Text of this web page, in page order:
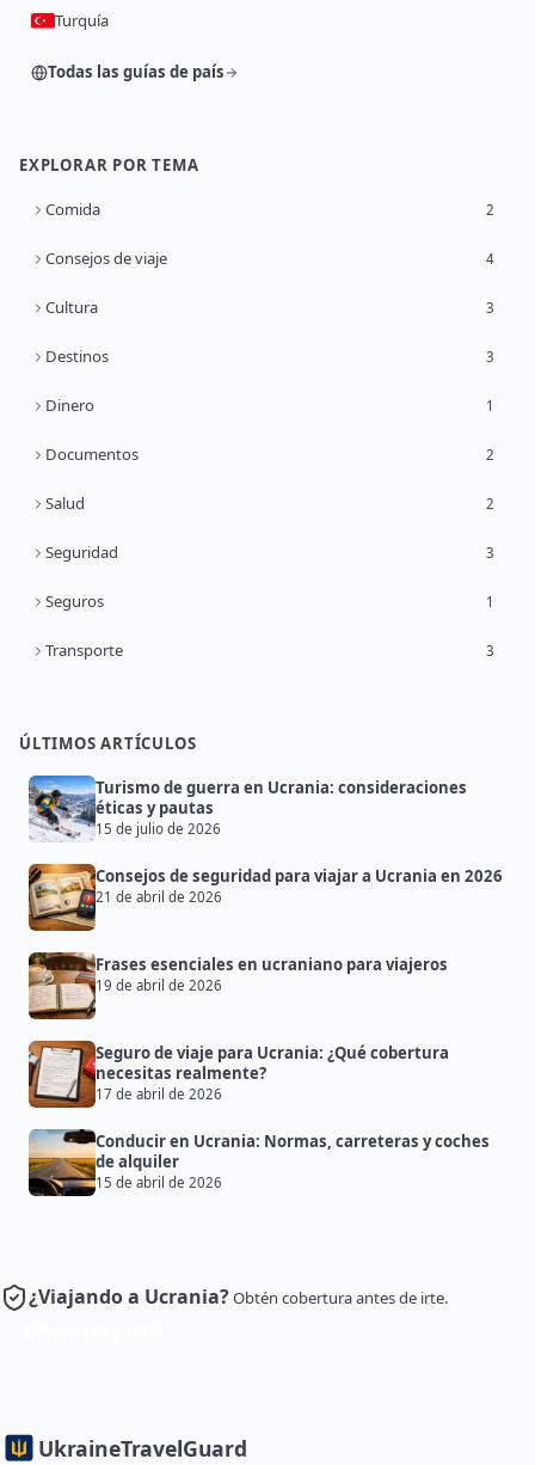
Turquía
Todas las guías de país
EXPLORAR POR TEMA
Comida 2
Consejos de viaje 4
Cultura 3
Destinos 3
Dinero 1
Documentos 2
Salud 2
Seguridad 3
Seguros 1
Transporte 3
ÚLTIMOS ARTÍCULOS
Turismo de guerra en Ucrania: consideraciones
éticas y pautas
15 de julio de 2026
Consejos de seguridad para viajar a Ucrania en 2026
21 de abril de 2026
Frases esenciales en ucraniano para viajeros
19 de abril de 2026
Seguro de viaje para Ucrania: ¿Qué cobertura
necesitas realmente?
17 de abril de 2026
Conducir en Ucrania: Normas, carreteras y coches
de alquiler
15 de abril de 2026
¿Viajando a Ucrania?Obtén cobertura antes de irte.
UkraineTravelGuard